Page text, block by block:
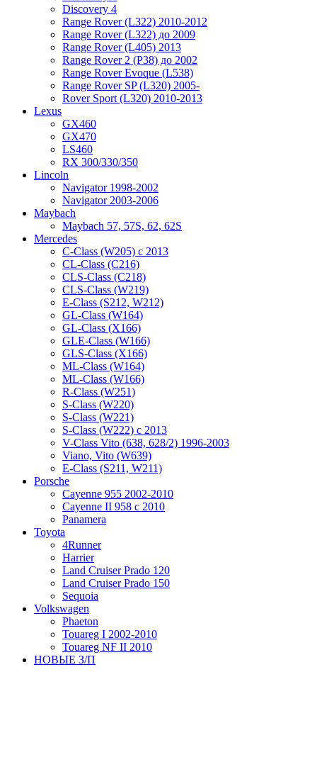
Discovery 4
Range Rover (L322) 2010-2012
Range Rover (L322) до 2009
Range Rover (L405) 2013
Range Rover 2 (P38) до 2002
Range Rover Evoque (L538)
Range Rover SP (L320) 2005-
Rover Sport (L320) 2010-2013
Lexus
GX460
GX470
LS460
RX 300/330/350
Lincoln
Navigator 1998-2002
Navigator 2003-2006
Maybach
Maybach 57, 57S, 62, 62S
Mercedes
C-Class (W205) с 2013
CL-Class (C216)
CLS-Class (C218)
CLS-Class (W219)
E-Class (S212, W212)
GL-Class (W164)
GL-Class (X166)
GLE-Class (W166)
GLS-Class (X166)
ML-Class (W164)
ML-Class (W166)
R-Class (W251)
S-Class (W220)
S-Class (W221)
S-Class (W222) с 2013
V-Class Vito (638, 628/2) 1996-2003
Viano, Vito (W639)
Е-Class (S211, W211)
Porsche
Cayenne 955 2002-2010
Cayenne II 958 с 2010
Panamera
Toyota
4Runner
Harrier
Land Cruiser Prado 120
Land Cruiser Prado 150
Sequoia
Volkswagen
Phaeton
Touareg I 2002-2010
Touareg NF II 2010
НОВЫЕ З/П